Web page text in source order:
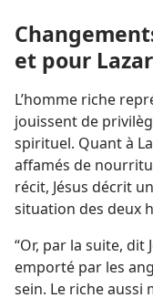
et pour
L’homme riche
jouissent de
spirituel. Quant à
affamés de
récit, Jésus décrit
situation des deux
“Or, par la suite,
emporté par les
sein. Le riche